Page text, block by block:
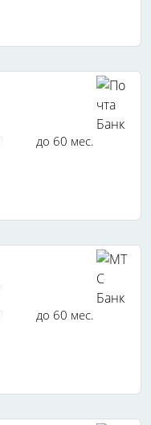
до 60 мес.
до 60 мес.